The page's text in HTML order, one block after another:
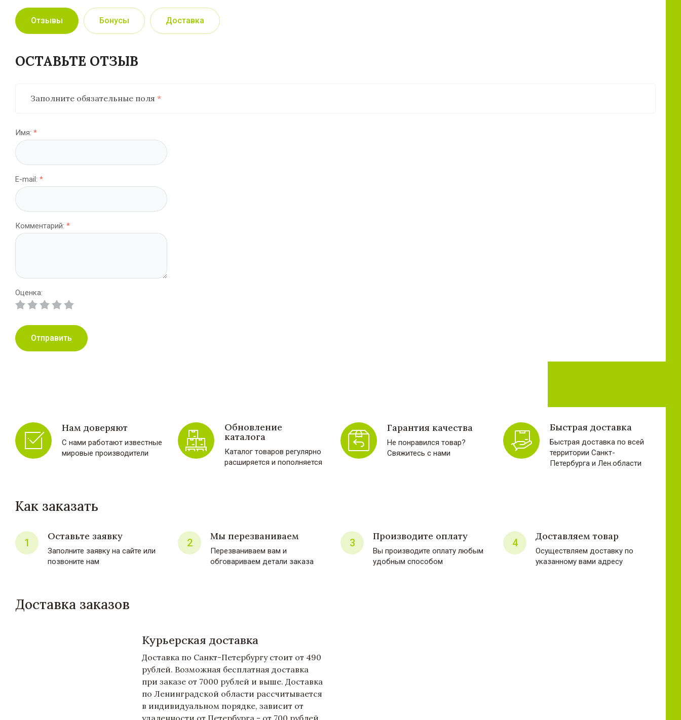
Отзывы Бонусы Доставка
ОСТАВЬТЕ ОТЗЫВ
Заполните обязательные поля *
Имя: *
E-mail: *
Комментарий: *
Оценка:
Отправить
Нам доверяют
С нами работают известные
мировые производители
Обновление
каталога
Каталог товаров регулярно
расширяется и пополняется
Гарантия качества
Не понравился товар?
Свяжитесь с нами
Быстрая доставка
Быстрая доставка по всей
территории Санкт-
Петербурга и Лен.области
Как заказать
1
Оставьте заявку
Заполните заявку на сайте или
позвоните нам
2
Мы перезваниваем
Перезваниваем вам и
обговариваем детали заказа
3
Производите оплату
Вы производите оплату любым
удобным способом
4
Доставляем товар
Осуществляем доставку по
указанному вами адресу
Доставка заказов
Курьерская доставка
Доставка по Санкт-Петербургу стоит от 490
рублей. Возможная бесплатная доставка
при заказе от 7000 рублей и выше. Доставка
по Ленинградской области рассчитывается
в индивидуальном порядке, зависит от
удаленности от Петербурга - от 700 рублей